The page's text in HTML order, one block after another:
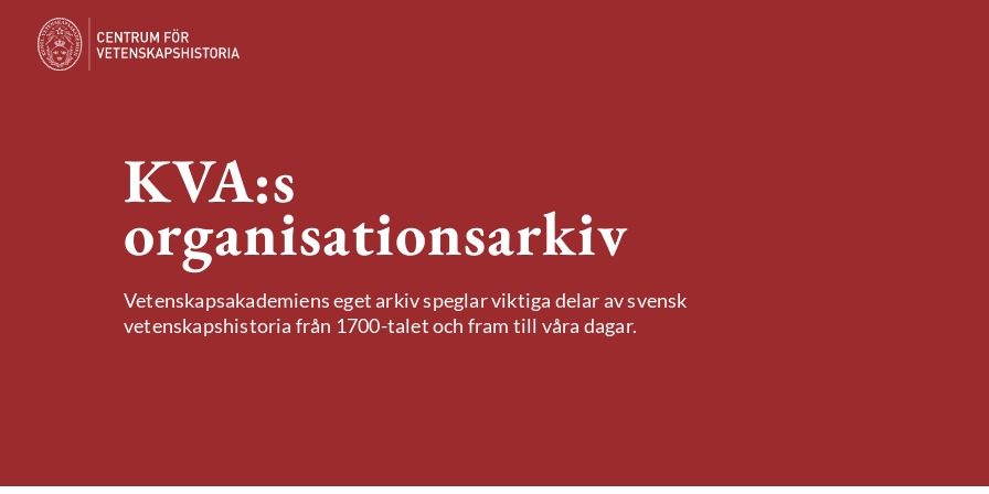
KVA:s
organisationsarkiv
Vetenskapsakademiens eget arkiv speglar viktiga delar av svensk
vetenskapshistoria från 1700-talet och fram till våra dagar.